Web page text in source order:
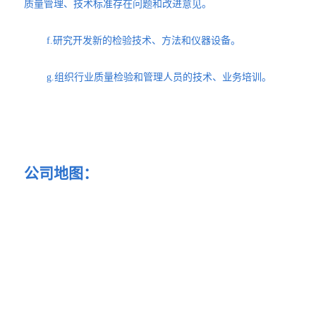
质量管理、技术标准存在问题和改进意见。
f.研究开发新的检验技术、方法和仪器设备。
g.组织行业质量检验和管理人员的技术、业务培训。
公司地图：